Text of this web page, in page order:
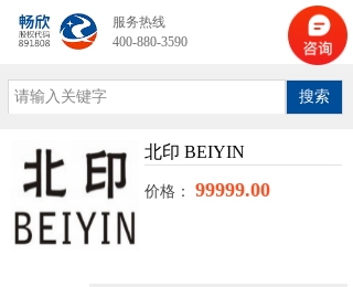
搜索
北印 BEIYIN
价格： 99999.00
服务热线
400-880-3590